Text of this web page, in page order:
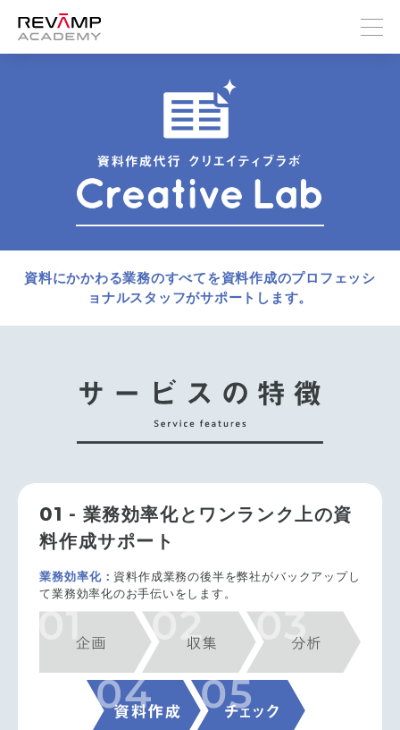
資料にかかわる業務のすべてを資料作成のプロフェッシ
ョナルスタッフがサポートします。
01 - 業務効率化とワンランク上の資
料作成サポート
業務効率化： 資料作成業務の後半を弊社がバックアップし
て業務効率化のお手伝いをします。